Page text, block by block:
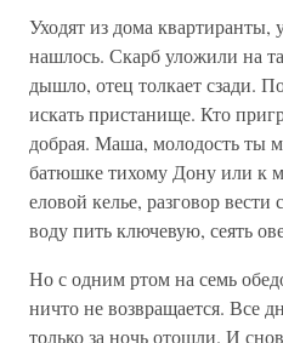
Уходят из дома квартиранты,
нашлось. Скарб уложили на
дышло, отец толкает сзади.
искать пристанище. Кто
добрая. Маша, молодость ты
батюшке тихому Дону или к
еловой келье, разговор
воду пить ключевую, сеять
Но с одним ртом на семь
ничто не возвращается. Все
только за ночь отошли. И